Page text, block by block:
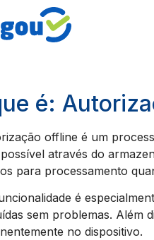
é:
offline é um
através do
para processamento
é
sem problemas. Além
no dispositivo.